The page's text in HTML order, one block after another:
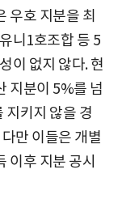
우호 지분을 최
니1호조합 등 5
이 없지 않다. 현
지분이 5%를 넘
지키지 않을 경
만 이들은 개별
이후 지분 공시